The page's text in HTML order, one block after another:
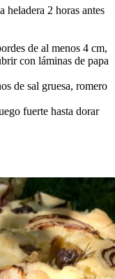
heladera 2 horas antes
de al menos 4 cm,
con láminas de papa
de sal gruesa, romero
fuerte hasta dorar